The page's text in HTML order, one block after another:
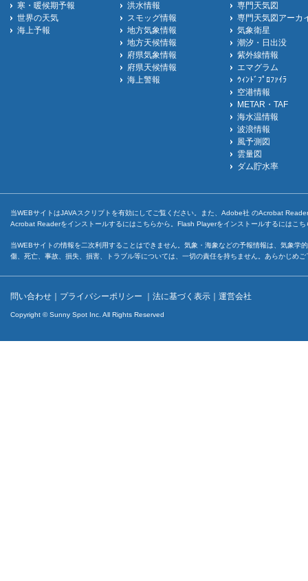
寒・暖候期予報
世界の天気
海上予報
洪水情報
スモッグ情報
地方気象情報
地方天候情報
府県気象情報
府県天候情報
海上警報
専門天気図
専門天気図アーカ
気象衛星
潮汐・日出没
紫外線情報
エマグラム
ｳｨﾝﾄﾞﾌﾟﾛﾌｧｲﾗ
空港情報
METAR・TAF
海水温情報
波浪情報
風予測図
雲量図
ダム貯水率
当WEBサイトはJAVAスクリプトを有効にしてご覧ください。また、Adobe社 のAcrobat
Acrobat Readerをインストールするには こちらから。Flash Playerをインストールするには こち
当WEBサイトの情報を二次利用することはできません。気象・海象などの予報情報は、気象
傷、死亡、事故、損失、損害、トラブル等については、一切の責任を持ちません。あらかじめ
問い合わせ ｜ プライバシーポリシー ｜ 法に基づく表示 ｜ 運営会社
Copyright © Sunny Spot Inc. All Rights Reserved